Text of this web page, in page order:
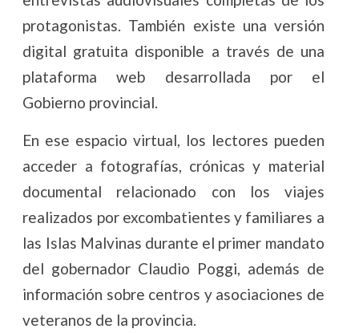
protagonistas. También existe una versión
digital gratuita disponible a través de una
plataforma web desarrollada por el
Gobierno provincial.
En ese espacio virtual, los lectores pueden
acceder a fotografías, crónicas y material
documental relacionado con los viajes
realizados por excombatientes y familiares a
las Islas Malvinas durante el primer mandato
del gobernador Claudio Poggi, además de
información sobre centros y asociaciones de
veteranos de la provincia.